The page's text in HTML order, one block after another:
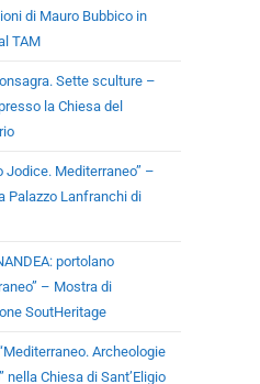
di Mauro Bubbico in
TAM
Sette sculture –
la Chiesa del
Jodice. Mediterraneo” –
Palazzo Lanfranchi di
portolano
– Mostra di
SoutHeritage
Archeologie
nella Chiesa di Sant’Eligio